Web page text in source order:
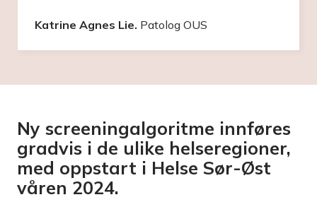
Katrine Agnes Lie. Patolog OUS
Ny screeningalgoritme innføres
gradvis i de ulike helseregioner,
med oppstart i Helse Sør-Øst
våren 2024.